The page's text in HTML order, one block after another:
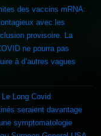
des vaccins mRNA:
avec les
provisoire. La
ne pourra pas
à d’autres vagues
Long Covid
seraient davantage
symptomatologie